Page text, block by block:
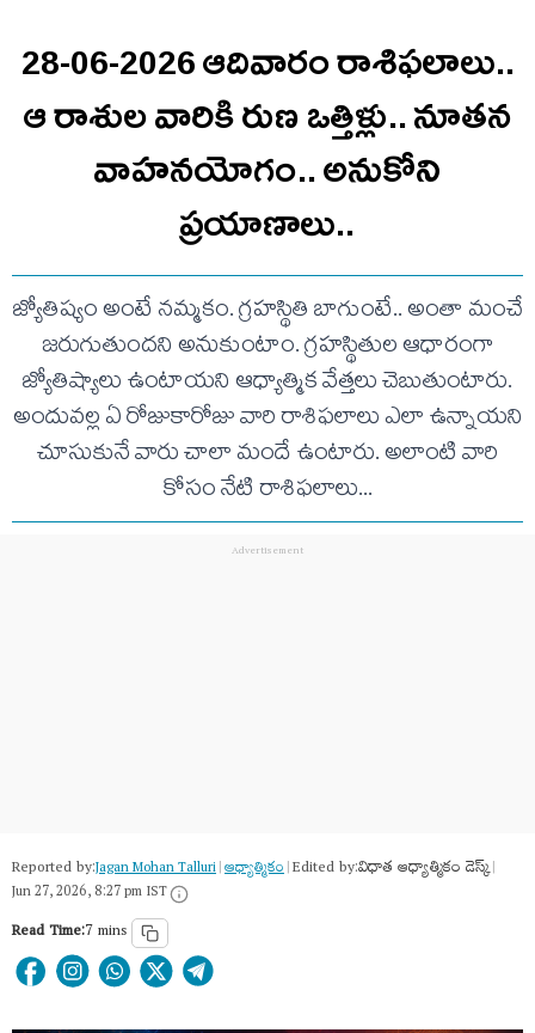
28-06-2026 ఆదివారం రాశిఫలాలు..
ఆ రాశుల వారికి రుణ ఒత్తిళ్లు.. నూతన
వాహనయోగం.. అనుకోని
ప్రయాణాలు..
జ్యోతిష్యం అంటే నమ్మకం. గ్రహస్థితి బాగుంటే.. అంతా మంచే
జరుగుతుందని అనుకుంటాం. గ్రహస్థితుల ఆధారంగా
జ్యోతిష్యాలు ఉంటాయని ఆధ్యాత్మిక వేత్తలు చెబుతుంటారు.
అందువ‌ల్ల ఏ రోజుకారోజు వారి రాశిఫ‌లాలు ఎలా ఉన్నాయ‌ని
చూసుకునే వారు చాలా మందే ఉంటారు. అలాంటి వారి
కోసం నేటి రాశిఫ‌లాలు...
Reported by:Jagan Mohan Talluri|ఆధ్యాత్మికం|Edited by:విధాత ఆధ్యాత్మికం డెస్క్|
Jun 27, 2026, 8:27 pm IST
Read Time:7 mins